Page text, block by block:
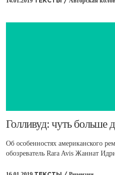
​Голливуд: чуть больше
Об особенностях американского
обозреватель Rara Avis Жаннат